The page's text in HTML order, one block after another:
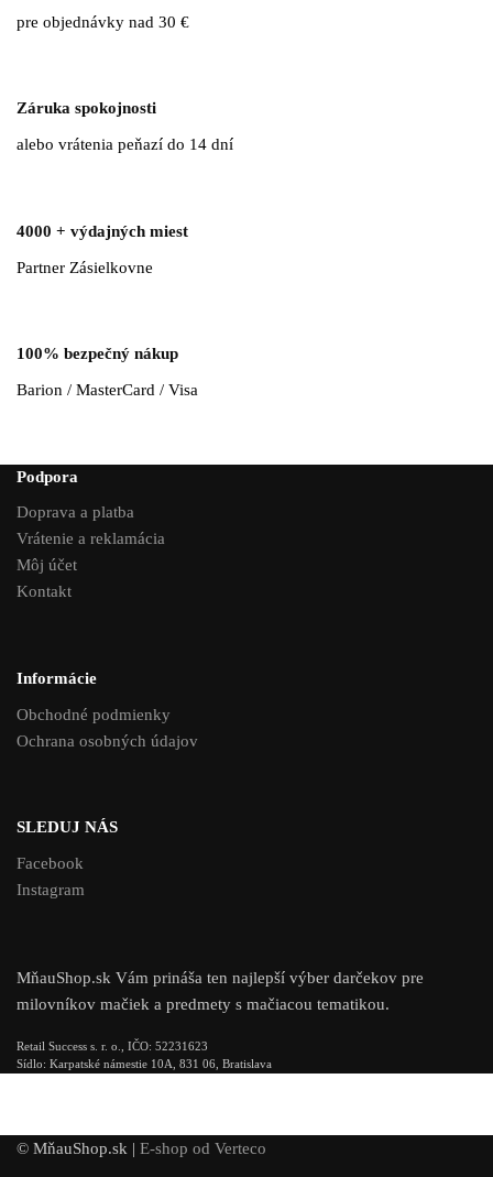
pre objednávky nad 30 €
Záruka spokojnosti
alebo vrátenia peňazí do 14 dní
4000 + výdajných miest
Partner Zásielkovne
100% bezpečný nákup
Barion / MasterCard / Visa
Podpora
Doprava a platba
Vrátenie a reklamácia
Môj účet
Kontakt
Informácie
Obchodné podmienky
Ochrana osobných údajov
SLEDUJ NÁS
Facebook
Instagram
MňauShop.sk Vám prináša ten najlepší výber darčekov pre
milovníkov mačiek a predmety s mačiacou tematikou.
Retail Success s. r. o., IČO: 52231623
Sídlo: Karpatské námestie 10A, 831 06, Bratislava
© MňauShop.sk | E-shop od Verteco